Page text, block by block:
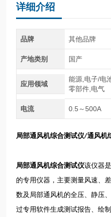
详细介绍
品牌 其他品牌
产地类别 国产
应用领域
能源,电子/电
零部件,电气
电流 0.5～500A
局部通风机综合测试仪/通风机
局部通风机综合测试仪该仪器
的专用仪器，主要测量风速、
数及局部通风机的全压、静压
过专用软件生成测试报告、绘